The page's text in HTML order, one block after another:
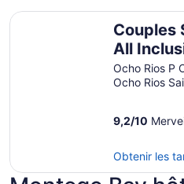
Couples
All
Ocho Rios P
Ocho Rios
9,2/10
Obtenir les
Couples Sans Souci All